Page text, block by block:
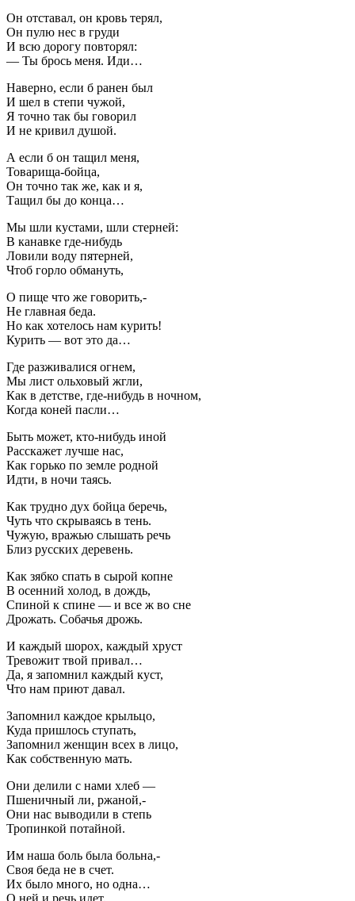
Он отставал, он кровь терял,
Он пулю нес в груди
И всю дорогу повторял:
— Ты брось меня. Иди…
Наверно, если б ранен был
И шел в степи чужой,
Я точно так бы говорил
И не кривил душой.
А если б он тащил меня,
Товарища-бойца,
Он точно так же, как и я,
Тащил бы до конца…
Мы шли кустами, шли стерней:
В канавке где-нибудь
Ловили воду пятерней,
Чтоб горло обмануть,
О пище что же говорить,-
Не главная беда.
Но как хотелось нам курить!
Курить — вот это да…
Где разживалися огнем,
Мы лист ольховый жгли,
Как в детстве, где-нибудь в ночном,
Когда коней пасли…
Быть может, кто-нибудь иной
Расскажет лучше нас,
Как горько по земле родной
Идти, в ночи таясь.
Как трудно дух бойца беречь,
Чуть что скрываясь в тень.
Чужую, вражью слышать речь
Близ русских деревень.
Как зябко спать в сырой копне
В осенний холод, в дождь,
Спиной к спине — и все ж во сне
Дрожать. Собачья дрожь.
И каждый шорох, каждый хруст
Тревожит твой привал…
Да, я запомнил каждый куст,
Что нам приют давал.
Запомнил каждое крыльцо,
Куда пришлось ступать,
Запомнил женщин всех в лицо,
Как собственную мать.
Они делили с нами хлеб —
Пшеничный ли, ржаной,-
Они нас выводили в степь
Тропинкой потайной.
Им наша боль была больна,-
Своя беда не в счет.
Их было много, но одна…
О ней и речь идет.